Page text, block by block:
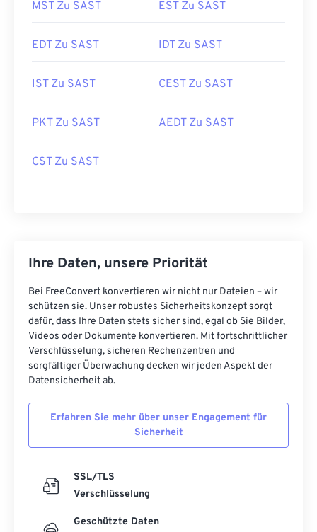
MST Zu SAST EST Zu SAST
EDT Zu SAST IDT Zu SAST
IST Zu SAST CEST Zu SAST
PKT Zu SAST AEDT Zu SAST
CST Zu SAST
Ihre Daten, unsere Priorität
Bei FreeConvert konvertieren wir nicht nur Dateien – wir
schützen sie. Unser robustes Sicherheitskonzept sorgt
dafür, dass Ihre Daten stets sicher sind, egal ob Sie Bilder,
Videos oder Dokumente konvertieren. Mit fortschrittlicher
Verschlüsselung, sicheren Rechenzentren und
sorgfältiger Überwachung decken wir jeden Aspekt der
Datensicherheit ab.
Erfahren Sie mehr über unser Engagement für
Sicherheit
SSL/TLS
Verschlüsselung
Geschützte Daten